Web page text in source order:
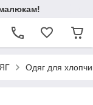
Одяг для